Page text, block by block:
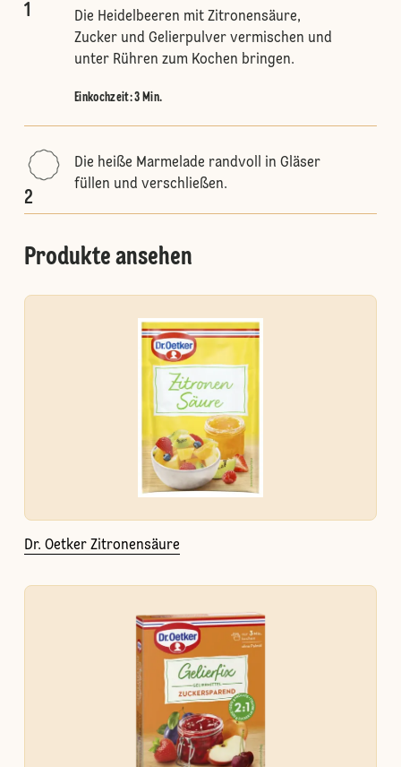
1
Die Heidelbeeren mit Zitronensäure,
Zucker und Gelierpulver vermischen und
unter Rühren zum Kochen bringen.
Einkochzeit: 3 Min.
2
Die heiße Marmelade randvoll in Gläser
füllen und verschließen.
Produkte ansehen
Dr. Oetker Zitronensäure